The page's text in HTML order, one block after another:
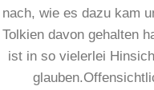
nach, wie es dazu kam
Tolkien davon gehalten
ist in so vielerlei